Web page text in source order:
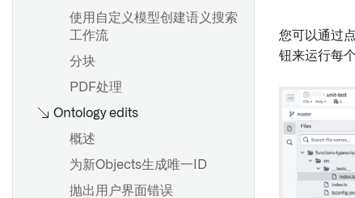
自动映射结构属性
结构属性和共享属性类型
类型类
渲染提示
状态
使用自定义模型创建语义搜索
工作流
分块
PDF处理
Ontology edits
概述
为新Objects生成唯一ID
抛出用户界面错误
您可以通过
钮来运行每